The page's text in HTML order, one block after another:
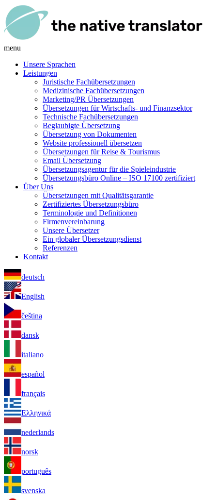
menu
Unsere Sprachen
Leistungen
Juristische Fachübersetzungen
Medizinische Fachübersetzungen
Marketing/PR Übersetzungen
Übersetzungen für Wirtschafts- und Finanzsektor
Technische Fachübersetzungen
Beglaubigte Übersetzung
Übersetzung von Dokumenten
Website professionell übersetzen
Übersetzungen für Reise & Tourismus
Email Übersetzung
Übersetzungsagentur für die Spieleindustrie
Übersetzungsbüro Online – ISO 17100 zertifiziert
Über Uns
Übersetzungen mit Qualitätsgarantie
Zertifiziertes Übersetzungsbüro
Terminologie und Definitionen
Firmenvereinbarung
Unsere Übersetzer
Ein globaler Übersetzungsdienst
Referenzen
Kontakt
deutsch
English
čeština
dansk
italiano
español
français
Ελληνικά
nederlands
norsk
português
svenska